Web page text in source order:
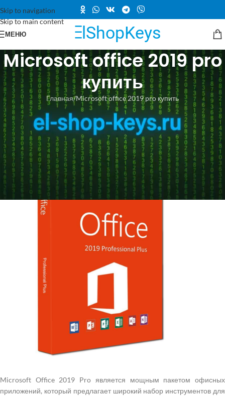
Skip to navigation
Skip to main content
МЕНЮ
Microsoft office 2019 pro
купить
Главная Microsoft office 2019 pro купить
Где купить Microsoft Office 2019 Pro
на сайте цифровых лицензий Эль
Шоп?
Microsoft Office 2019 Pro является мощным пакетом офисных
приложений, который предлагает широкий набор инструментов для